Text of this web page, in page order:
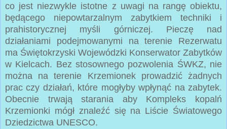
co jest niezwykle istotne z uwagi na rangę obiektu,
będącego niepowtarzalnym zabytkiem techniki i
prahistorycznej myśli górniczej. Pieczę nad
działaniami podejmowanymi na terenie Rezerwatu
ma Świętokrzyski Wojewódzki Konserwator Zabytków
w Kielcach. Bez stosownego pozwolenia ŚWKZ, nie
można na terenie Krzemionek prowadzić żadnych
prac czy działań, które mogłyby wpłynąć na zabytek.
Obecnie trwają starania aby Kompleks kopalń
Krzemionki mógł znaleźć się na Liście Światowego
Dziedzictwa UNESCO.